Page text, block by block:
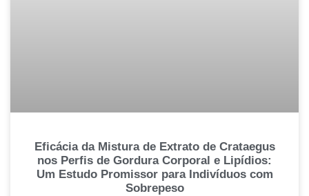
Eficácia da Mistura de Extrato de Crataegus
nos Perfis de Gordura Corporal e Lipídios:
Um Estudo Promissor para Indivíduos com
Sobrepeso